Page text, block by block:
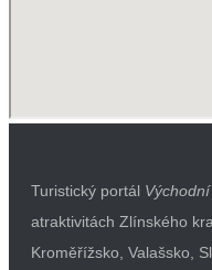
Turistický portál
atraktivitách Zlínského
Kroměřížsko, Valašsko,